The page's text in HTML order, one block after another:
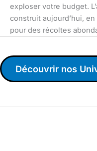
exploser votre budget.
construit aujourd’hui,
pour des récoltes
Découvrir nos